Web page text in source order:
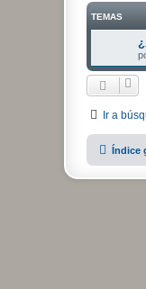
TEMAS
Ir a
Índice